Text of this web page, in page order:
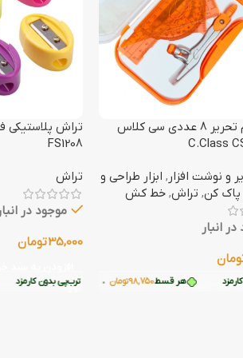
کارمزدهر قسط98,750تومان • خرید قسطی با ترب‌پی بدون
ست لوازم تحریر 8 عددی سی کلاس
و نوشت افزار , ابزار طراحی و
پاک کن, تراش,خط کش
انبار
سبد خرید
هر قسط 8,750تومان • خرید قسطی با ترب‌پی بدون کارمزد
FS1208
تراش
موجود در انبار
35,000تومان
هر قسط 12,500
• خرید قسطی با ترب‌پی بدون کارمزد